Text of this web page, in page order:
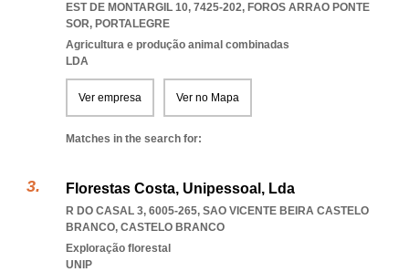
EST DE MONTARGIL 10, 7425-202, FOROS ARRAO PONTE
SOR, PORTALEGRE
Agricultura e produção animal combinadas
LDA
Ver empresa Ver no Mapa
Matches in the search for:
Florestas Costa, Unipessoal, Lda
R DO CASAL 3, 6005-265, SAO VICENTE BEIRA CASTELO
BRANCO, CASTELO BRANCO
Exploração florestal
UNIP